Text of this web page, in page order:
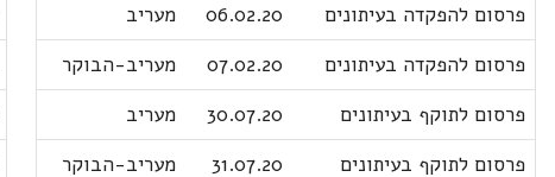
פרסום להפקדה בעיתונים
06.02.20
מעריב
פרסום להפקדה בעיתונים
07.02.20
מעריב-הבוקר
פרסום לתוקף בעיתונים
30.07.20
מעריב
פרסום לתוקף בעיתונים
31.07.20
מעריב-הבוקר